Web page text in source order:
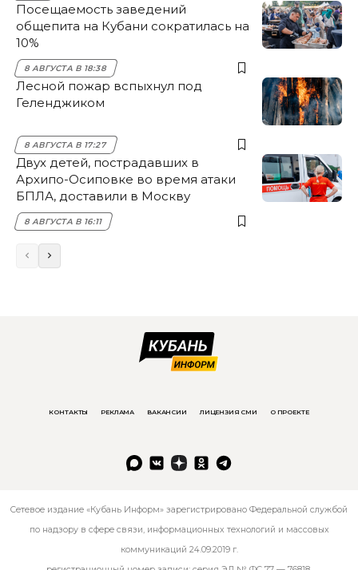
Посещаемость заведений
общепита на Кубани сократилась на
10%
8 АВГУСТА В 18:38
Лесной пожар вспыхнул под
Геленджиком
8 АВГУСТА В 17:27
Двух детей, пострадавших в
Архипо-Осиповке во время атаки
БПЛА, доставили в Москву
8 АВГУСТА В 16:11
КОНТАКТЫ РЕКЛАМА ВАКАНСИИ ЛИЦЕНЗИЯ СМИ О ПРОЕКТЕ
Сетевое издание «Кубань Информ» зарегистрировано Федеральной службой
по надзору в сфере связи, информационных технологий и массовых
коммуникаций 24.09.2019 г.